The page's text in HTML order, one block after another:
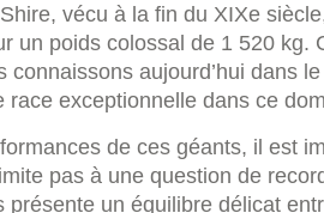
vécu à la fin du XIXe
un poids colossal de 1 520 kg.
connaissons aujourd’hui dans
race exceptionnelle dans ce
de ces géants, il est
pas à une question de
présente un équilibre délicat